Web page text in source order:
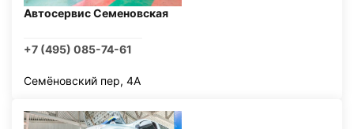
Автосервис Семеновская
+7 (495) 085-74-61
Семёновский пер, 4А